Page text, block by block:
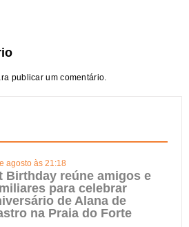
publicar um comentário.
agosto às 21:18
Birthday reúne amigos e
para celebrar
de Alana de
na Praia do Forte